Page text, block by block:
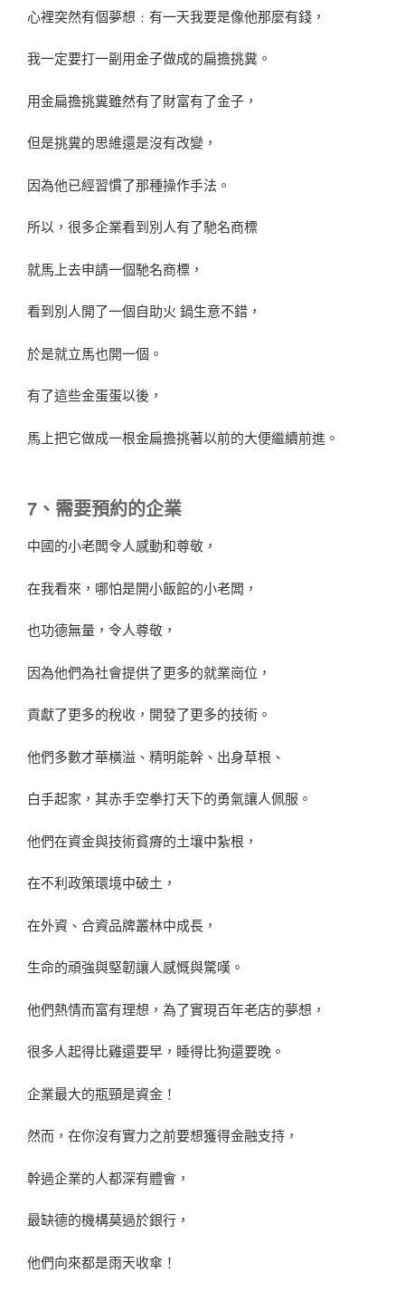
心裡突然有個夢想﹕有一天我要是像他那麼有錢，
我一定要打一副用金子做成的扁擔挑糞。
用金扁擔挑糞雖然有了財富有了金子，
但是挑糞的思維還是沒有改變，
因為他已經習慣了那種操作手法。
所以，很多企業看到別人有了馳名商標
就馬上去申請一個馳名商標，
看到別人開了一個自助火 鍋生意不錯，
於是就立馬也開一個。
有了這些金蛋蛋以後，
馬上把它做成一根金扁擔挑著以前的大便繼續前進。
7、需要預約的企業
中國的小老闆令人感動和尊敬，
在我看來，哪怕是開小飯館的小老闆，
也功德無量，令人尊敬，
因為他們為社會提供了更多的就業崗位，
貢獻了更多的稅收，開發了更多的技術。
他們多數才華橫溢、精明能幹、出身草根、
白手起家，其赤手空拳打天下的勇氣讓人佩服。
他們在資金與技術貧瘠的土壤中紮根，
在不利政策環境中破土，
在外資、合資品牌叢林中成長，
生命的頑強與堅韌讓人感慨與驚嘆。
他們熱情而富有理想，為了實現百年老店的夢想，
很多人起得比雞還要早，睡得比狗還要晚。
企業最大的瓶頸是資金！
然而，在你沒有實力之前要想獲得金融支持，
幹過企業的人都深有體會，
最缺德的機構莫過於銀行，
他們向來都是雨天收傘！